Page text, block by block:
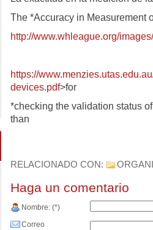
The *Accuracy in Measurement
http://www.whleague.org/
https://
devices.pdf>for
*checking the validation status
than
RELACIONADO CON:
Haga un comentario
Nombre: (*)
Correo